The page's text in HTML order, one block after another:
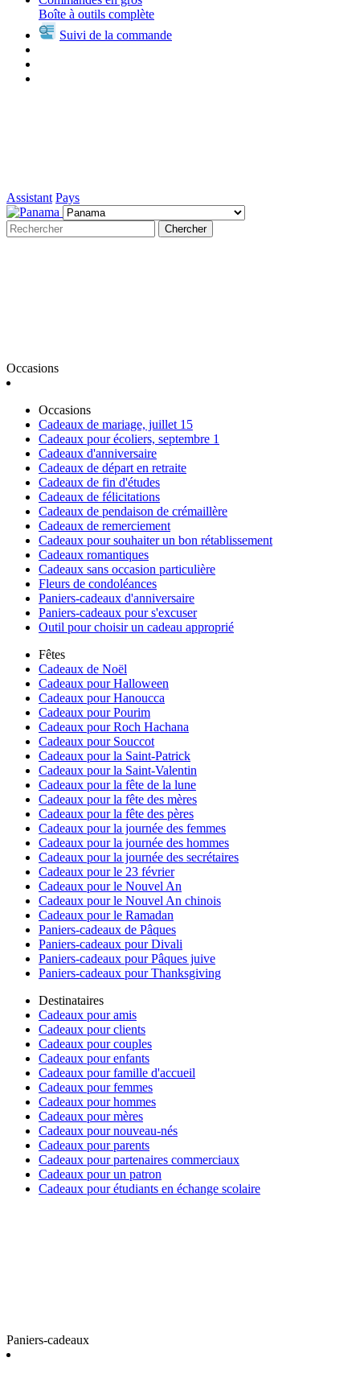
Boîte à outils complète
Suivi de la commande
Assistant Pays
Chercher
Occasions
Occasions
Cadeaux de mariage, juillet 15
Cadeaux pour écoliers, septembre 1
Cadeaux d'anniversaire
Cadeaux de départ en retraite
Cadeaux de fin d'études
Cadeaux de félicitations
Cadeaux de pendaison de crémaillère
Cadeaux de remerciement
Cadeaux pour souhaiter un bon rétablissement
Cadeaux romantiques
Cadeaux sans occasion particulière
Fleurs de condoléances
Paniers-cadeaux d'anniversaire
Paniers-cadeaux pour s'excuser
Outil pour choisir un cadeau approprié
Fêtes
Cadeaux de Noël
Cadeaux pour Halloween
Cadeaux pour Hanoucca
Cadeaux pour Pourim
Cadeaux pour Roch Hachana
Cadeaux pour Souccot
Cadeaux pour la Saint-Patrick
Cadeaux pour la Saint-Valentin
Cadeaux pour la fête de la lune
Cadeaux pour la fête des mères
Cadeaux pour la fête des pères
Cadeaux pour la journée des femmes
Cadeaux pour la journée des hommes
Cadeaux pour la journée des secrétaires
Cadeaux pour le 23 février
Cadeaux pour le Nouvel An
Cadeaux pour le Nouvel An chinois
Cadeaux pour le Ramadan
Paniers-cadeaux de Pâques
Paniers-cadeaux pour Divali
Paniers-cadeaux pour Pâques juive
Paniers-cadeaux pour Thanksgiving
Destinataires
Cadeaux pour amis
Cadeaux pour clients
Cadeaux pour couples
Cadeaux pour enfants
Cadeaux pour famille d'accueil
Cadeaux pour femmes
Cadeaux pour hommes
Cadeaux pour mères
Cadeaux pour nouveau-nés
Cadeaux pour parents
Cadeaux pour partenaires commerciaux
Cadeaux pour un patron
Cadeaux pour étudiants en échange scolaire
Paniers-cadeaux